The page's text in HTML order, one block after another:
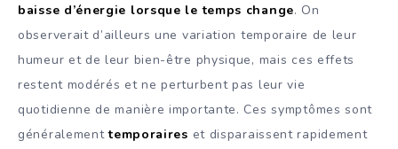
baisse d’énergie lorsque le temps change. On
observerait d’ailleurs une variation temporaire de leur
humeur et de leur bien-être physique, mais ces effets
restent modérés et ne perturbent pas leur vie
quotidienne de manière importante. Ces symptômes sont
généralementtemporaires et disparaissent rapidement